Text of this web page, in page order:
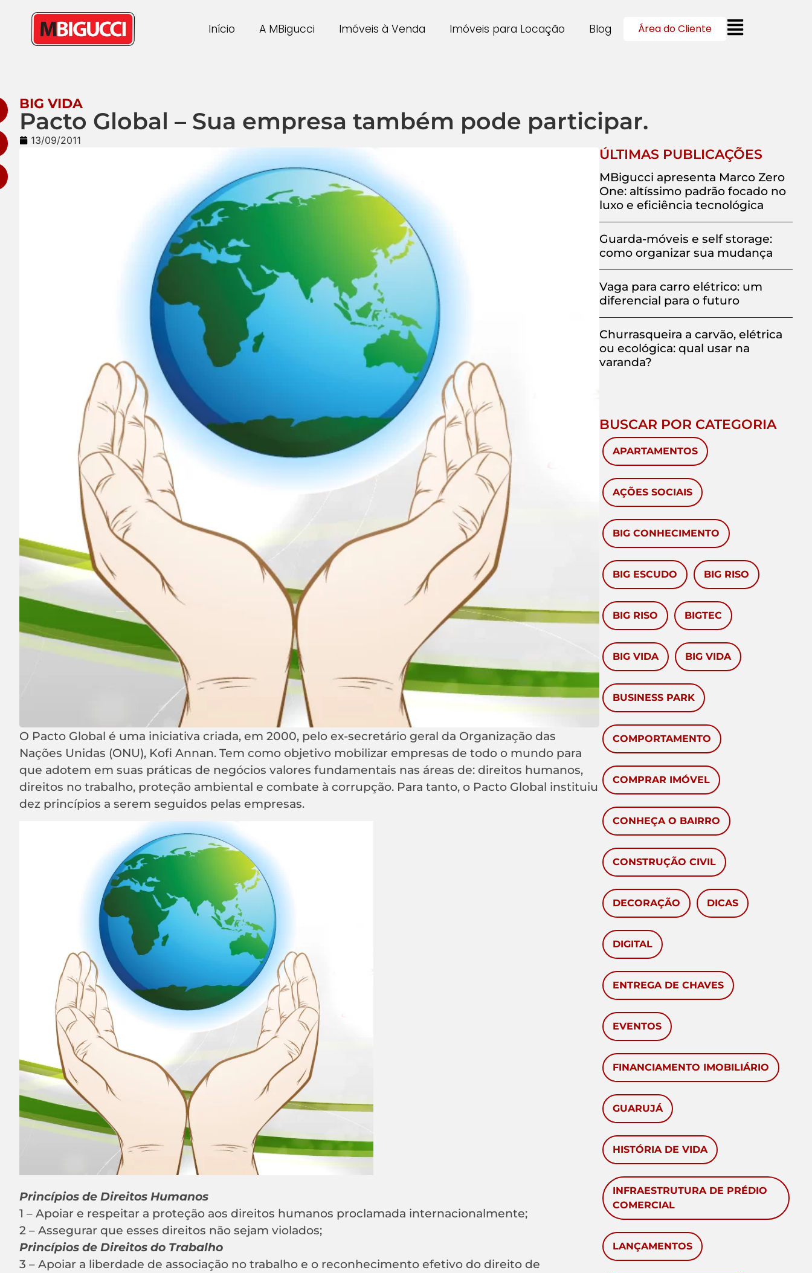
Início A MBigucci Imóveis à Venda Imóveis para Locação Blog Área do Cliente
BIG VIDA
Pacto Global – Sua empresa também pode participar.
13/09/2011
O Pacto Global é uma iniciativa criada, em 2000, pelo ex-secretário geral da Organização das
Nações Unidas (ONU), Kofi Annan. Tem como objetivo mobilizar empresas de todo o mundo para
que adotem em suas práticas de negócios valores fundamentais nas áreas de: direitos humanos,
direitos no trabalho, proteção ambiental e combate à corrupção. Para tanto, o Pacto Global instituiu
dez princípios a serem seguidos pelas empresas.
Princípios de Direitos Humanos
1 – Apoiar e respeitar a proteção aos direitos humanos proclamada internacionalmente;
2 – Assegurar que esses direitos não sejam violados;
Princípios de Direitos do Trabalho
3 – Apoiar a liberdade de associação no trabalho e o reconhecimento efetivo do direito de
ÚLTIMAS PUBLICAÇÕES
MBigucci apresenta Marco Zero
One: altíssimo padrão focado no
luxo e eficiência tecnológica
Guarda-móveis e self storage:
como organizar sua mudança
Vaga para carro elétrico: um
diferencial para o futuro
Churrasqueira a carvão, elétrica
ou ecológica: qual usar na
varanda?
BUSCAR POR CATEGORIA
APARTAMENTOS
AÇÕES SOCIAIS
BIG CONHECIMENTO
BIG ESCUDO BIG RISO
BIG RISO BIGTEC
BIG VIDA BIG VIDA
BUSINESS PARK
COMPORTAMENTO
COMPRAR IMÓVEL
CONHEÇA O BAIRRO
CONSTRUÇÃO CIVIL
DECORAÇÃO DICAS
DIGITAL
ENTREGA DE CHAVES
EVENTOS
FINANCIAMENTO IMOBILIÁRIO
GUARUJÁ
HISTÓRIA DE VIDA
INFRAESTRUTURA DE PRÉDIO
COMERCIAL
LANÇAMENTOS